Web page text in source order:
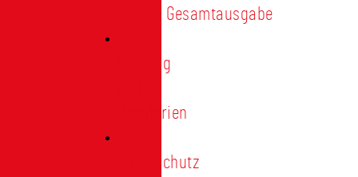
Gesamtausgabe
Satzung
Regularien
Datenschutz